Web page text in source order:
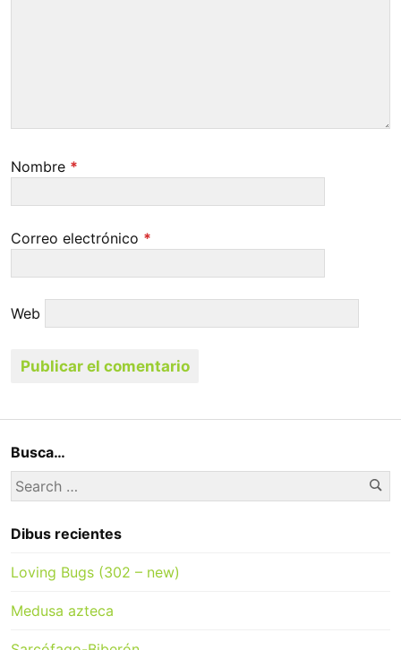
Nombre *
Correo electrónico *
Web
Busca…
Search
for:
Dibus recientes
Loving Bugs (302 – new)
Medusa azteca